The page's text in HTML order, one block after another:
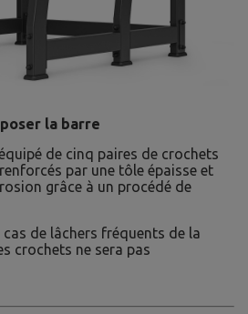
la barre
de cinq paires de crochets
par une tôle épaisse et
grâce à un procédé de
cas de lâchers fréquents de la
crochets ne sera pas